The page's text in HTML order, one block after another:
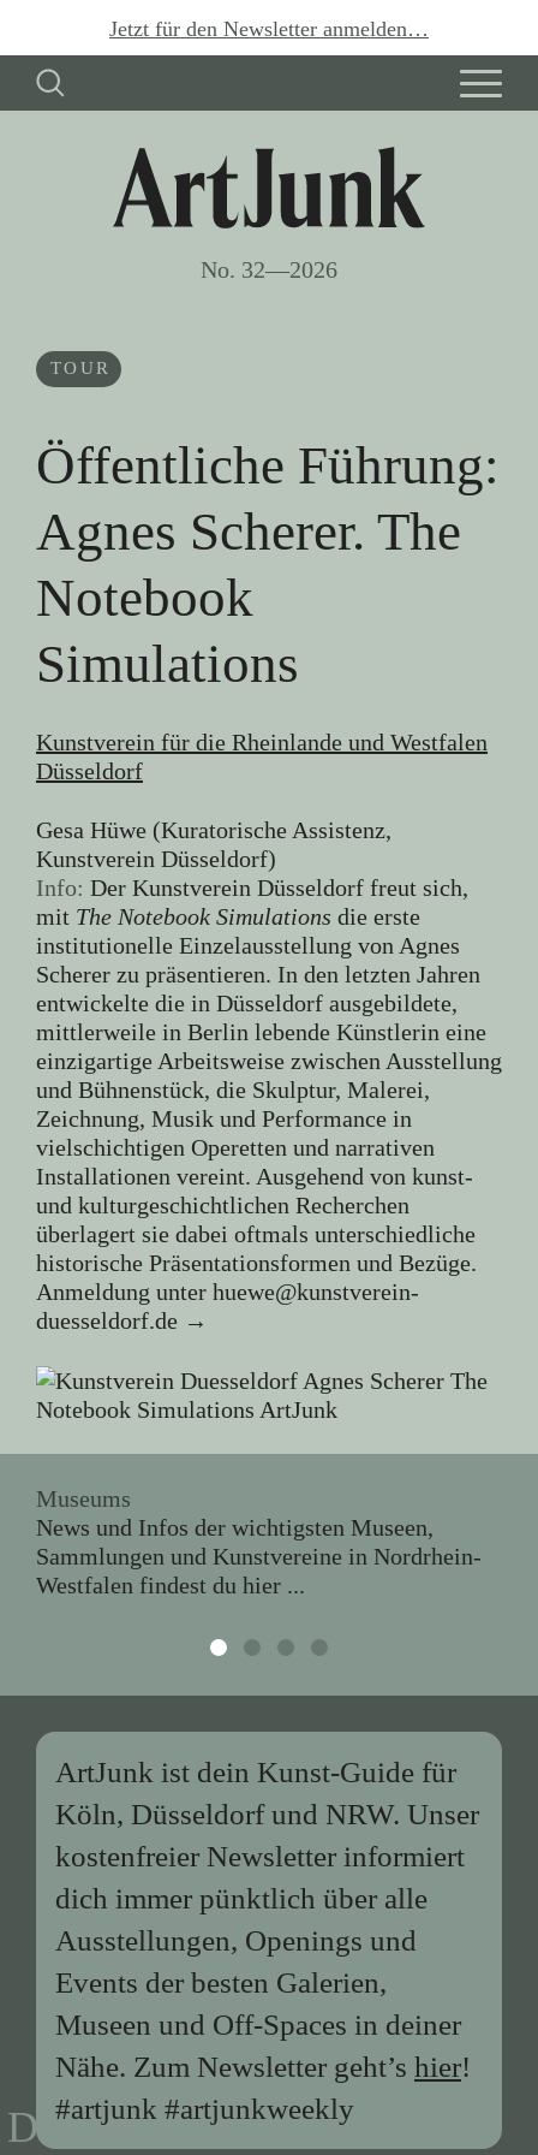
Jetzt für den Newsletter anmelden…
No. 32—2026
TOUR
Öffentliche Führung:
Agnes Scherer. The
Notebook
Simulations
Kunstverein für die Rheinlande und Westfalen
Düsseldorf
Gesa Hüwe (Kuratorische Assistenz,
Kunstverein Düsseldorf)
Info: Der Kunstverein Düsseldorf freut sich,
mit The Notebook Simulations die erste
institutionelle Einzelausstellung von Agnes
Scherer zu präsentieren. In den letzten Jahren
entwickelte die in Düsseldorf ausgebildete,
mittlerweile in Berlin lebende Künstlerin eine
einzigartige Arbeitsweise zwischen Ausstellung
und Bühnenstück, die Skulptur, Malerei,
Zeichnung, Musik und Performance in
vielschichtigen Operetten und narrativen
Installationen vereint. Ausgehend von kunst-
und kulturgeschichtlichen Recherchen
überlagert sie dabei oftmals unterschiedliche
historische Präsentationsformen und Bezüge.
Anmeldung unter huewe@kunstverein-
duesseldorf.de →
Museums
News und Infos der wichtigsten Museen,
Sammlungen und Kunstvereine in Nordrhein-
Westfalen findest du hier ...
ArtJunk ist dein Kunst-Guide für
Köln, Düsseldorf und NRW. Unser
kostenfreier Newsletter informiert
dich immer pünktlich über alle
Ausstellungen, Openings und
Events der besten Galerien,
Museen und Off-Spaces in deiner
Nähe. Zum Newsletter geht’s hier!
#artjunk #artjunkweekly